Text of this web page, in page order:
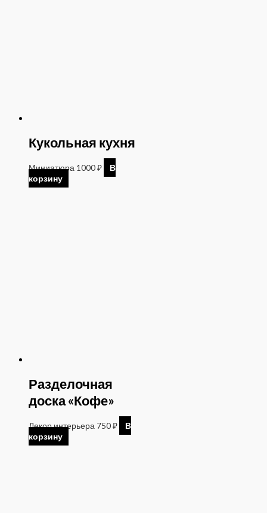
Кукольная кухня
Миниатюра 1000₽
В
корзину
Разделочная
доска «Кофе»
Декор интерьера 750₽
В
корзину